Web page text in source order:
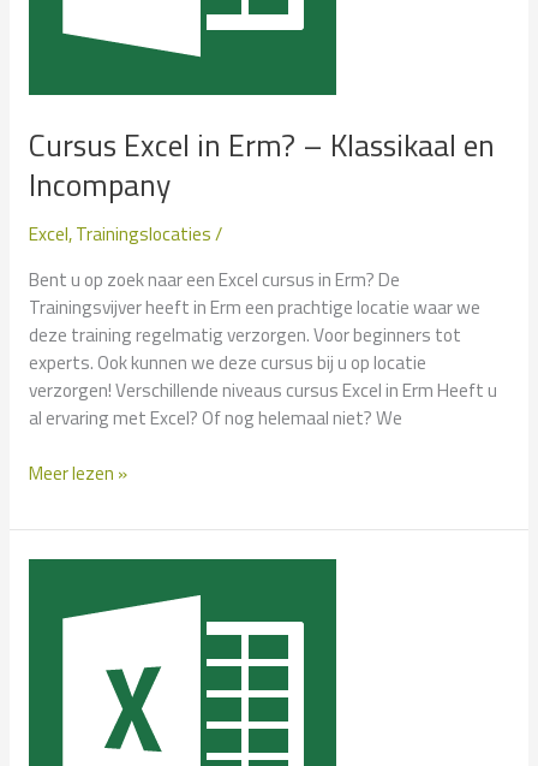
Cursus Excel in Erm? – Klassikaal en
Incompany
Excel,Trainingslocaties/
Bent u op zoek naar een Excel cursus in Erm? De
Trainingsvijver heeft in Erm een prachtige locatie waar we
deze training regelmatig verzorgen. Voor beginners tot
experts. Ook kunnen we deze cursus bij u op locatie
verzorgen! Verschillende niveaus cursus Excel in Erm Heeft u
al ervaring met Excel? Of nog helemaal niet? We
Cursus
in
Erm?
Klassikaal
Incompany
Meer lezen »